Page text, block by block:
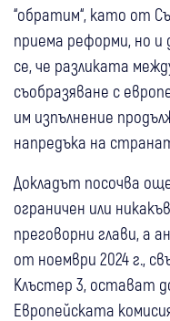
“обратим“, като от
приема реформи, но и
се, че разликата
съобразяване с
им изпълнение
напредъка на
Докладът посочва
ограничен или
преговорни глави, а
от ноември 2024 г.,
Клъстер 3, остават
Европейската